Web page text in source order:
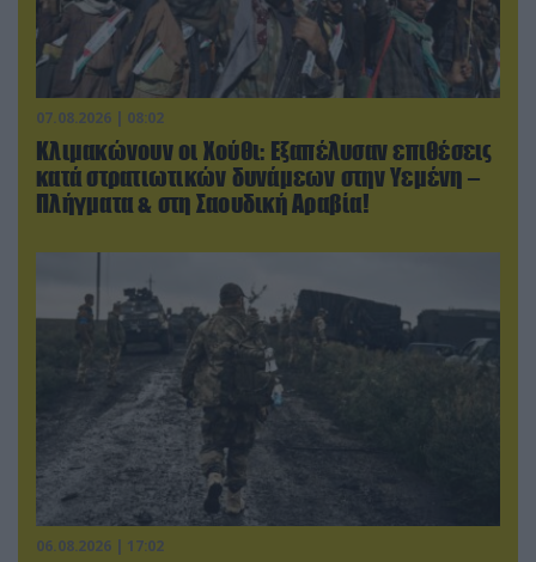
07.08.2026 | 08:02
Κλιμακώνουν οι Χούθι: Eξαπέλυσαν επιθέσεις
κατά στρατιωτικών δυνάμεων στην Υεμένη –
Πλήγματα & στη Σαουδική Αραβία!
06.08.2026 | 17:02